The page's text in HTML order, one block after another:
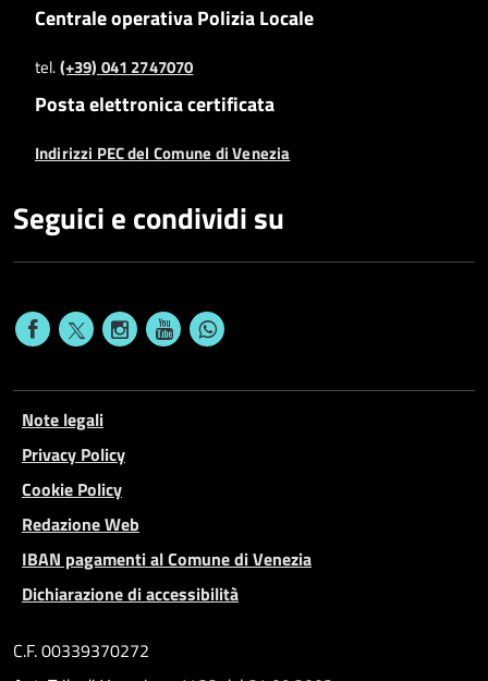
Centrale operativa Polizia Locale
tel.(+39) 041 2747070
Posta elettronica certificata
Indirizzi PEC del Comune di Venezia
Seguici e condividi su
Note legali
Privacy Policy
Cookie Policy
Redazione Web
IBAN pagamenti al Comune di Venezia
Dichiarazione di accessibilità
C.F. 00339370272